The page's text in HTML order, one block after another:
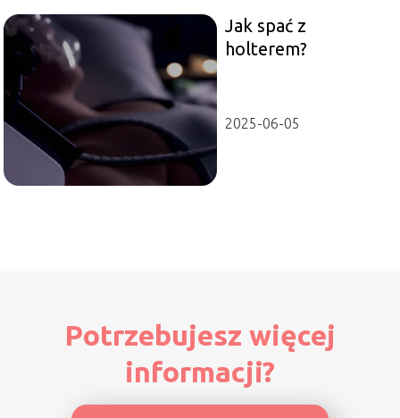
Jak spać z
holterem?
2025-06-05
Potrzebujesz więcej
informacji?